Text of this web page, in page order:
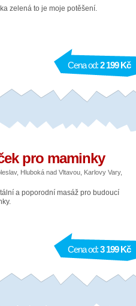
zelená to je moje potěšení.
Cena od:2 199 Kč
pro maminky
Hluboká nad Vltavou, Karlovy Vary,
a poporodní masáž pro budoucí
Cena od:3 199 Kč